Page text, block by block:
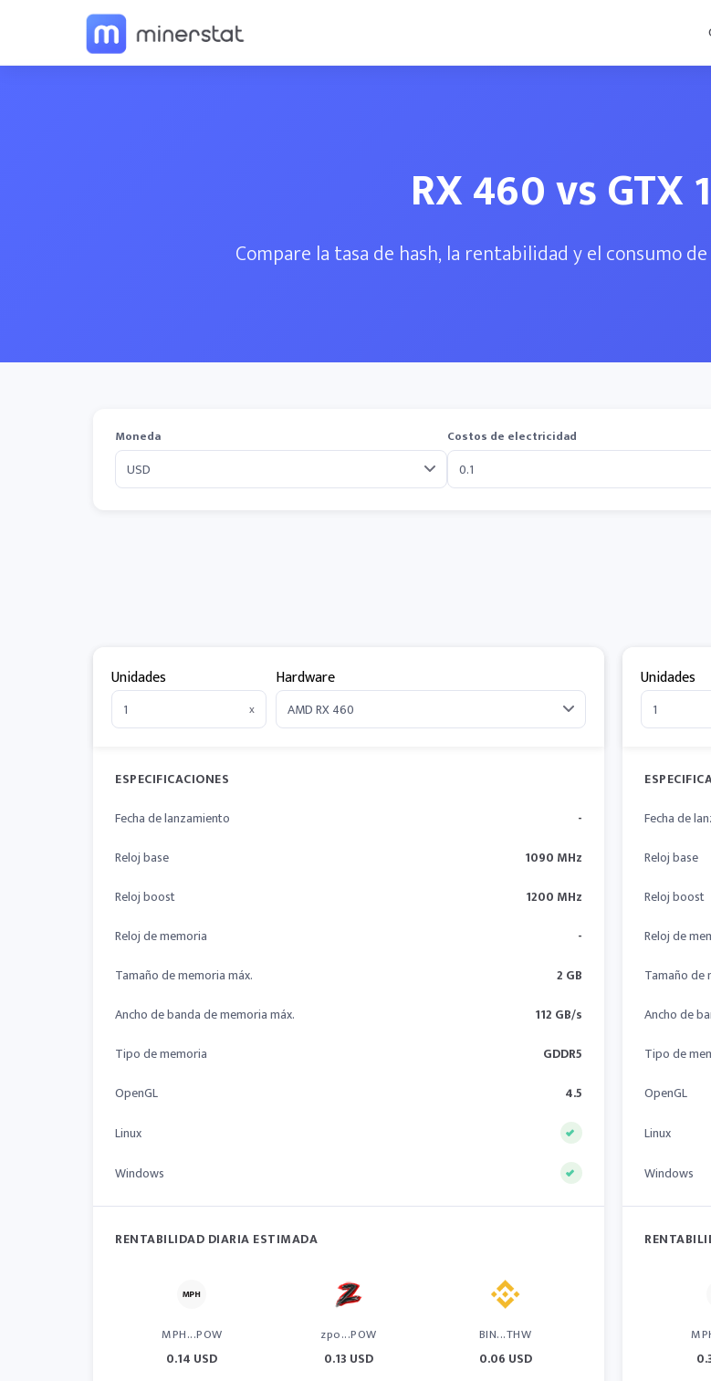
RX 460 vs GTX
Compare la tasa de hash, la rentabilidad y el consumo
Moneda
Costos de electricidad
Unidades
x
Hardware
ESPECIFICACIONES
Fecha de lanzamiento
-
Reloj base
1090 MHz
Reloj boost
1200 MHz
Reloj de memoria
-
Tamaño de memoria máx.
2 GB
Ancho de banda de memoria máx.
112 GB/s
Tipo de memoria
GDDR5
OpenGL
4.5
Linux
Windows
RENTABILIDAD DIARIA ESTIMADA
MPH...POW
0.14 USD
zpo...POW
0.13 USD
BIN...THW
0.06 USD
Unidades
Fecha de
Reloj base
Reloj boost
Reloj de
Tamaño de
Ancho de
Tipo de
OpenGL
Linux
Windows